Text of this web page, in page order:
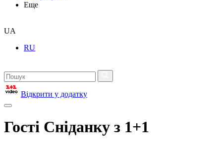
Еще
UA
RU
Відкрити у додатку
Гості Сніданку з 1+1